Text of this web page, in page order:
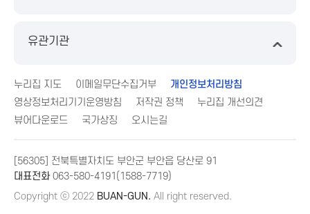
유관기관
누리집 지도 이메일무단수집거부
개인정보처리방침
영상정보처리기기운영방침
저작권 정책
누리집 개선의견
뷰어다운로드
국가상징 오시는길
[56305] 전북특별자치도 부안군 부안읍 당산로 91
대표전화063-580-4191(1588-7719)
Copyright ⓒ 2022 BUAN-GUN. All right reserved.